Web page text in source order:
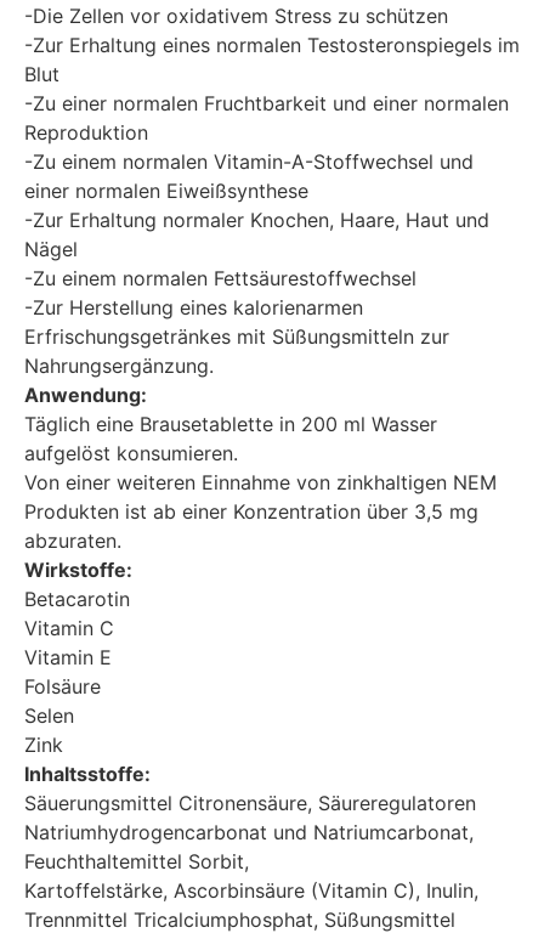
-Die Zellen vor oxidativem Stress zu schützen
-Zur Erhaltung eines normalen Testosteronspiegels im
Blut
-Zu einer normalen Fruchtbarkeit und einer normalen
Reproduktion
-Zu einem normalen Vitamin-A-Stoffwechsel und
einer normalen Eiweißsynthese
-Zur Erhaltung normaler Knochen, Haare, Haut und
Nägel
-Zu einem normalen Fettsäurestoffwechsel
-Zur Herstellung eines kalorienarmen
Erfrischungsgetränkes mit Süßungsmitteln zur
Nahrungsergänzung.
Anwendung:
Täglich eine Brausetablette in 200 ml Wasser
aufgelöst konsumieren.
Von einer weiteren Einnahme von zinkhaltigen NEM
Produkten ist ab einer Konzentration über 3,5 mg
abzuraten.
Wirkstoffe:
Betacarotin
Vitamin C
Vitamin E
Folsäure
Selen
Zink
Inhaltsstoffe:
Säuerungsmittel Citronensäure, Säureregulatoren
Natriumhydrogencarbonat und Natriumcarbonat,
Feuchthaltemittel Sorbit,
Kartoffelstärke, Ascorbinsäure (Vitamin C), Inulin,
Trennmittel Tricalciumphosphat, Süßungsmittel